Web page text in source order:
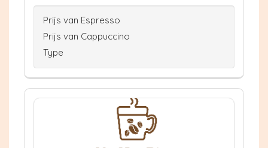
Prijs van Espresso
Prijs van Cappuccino
Type